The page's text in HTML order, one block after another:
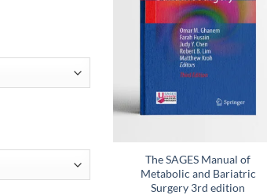
lista de
The SAGES Manual of
Metabolic and Bariatric
Surgery 3rd edition